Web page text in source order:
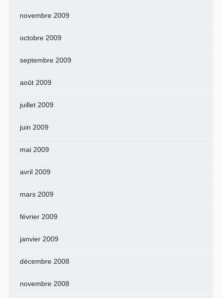
novembre 2009
octobre 2009
septembre 2009
août 2009
juillet 2009
juin 2009
mai 2009
avril 2009
mars 2009
février 2009
janvier 2009
décembre 2008
novembre 2008